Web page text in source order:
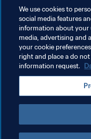
POLÍTICA DE PRIVACIDADE
ADMINISTRAR AS
Copyright © 1994-2026 FIFA.
We use cookies to
social media features
information about your
media, advertising and
your cookie
right and place a do
information request.